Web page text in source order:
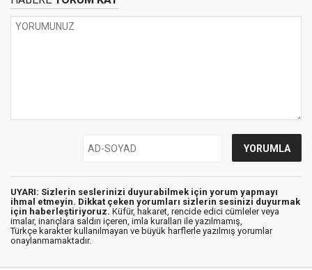
UYARI: Sizlerin seslerinizi duyurabilmek için yorum yapmayı
ihmal etmeyin. Dikkat çeken yorumları sizlerin sesinizi duyurmak
için haberleştiriyoruz. Küfür, hakaret, rencide edici cümleler veya
imalar, inançlara saldırı içeren, imla kuralları ile yazılmamış,
Türkçe karakter kullanılmayan ve büyük harflerle yazılmış yorumlar
onaylanmamaktadır.